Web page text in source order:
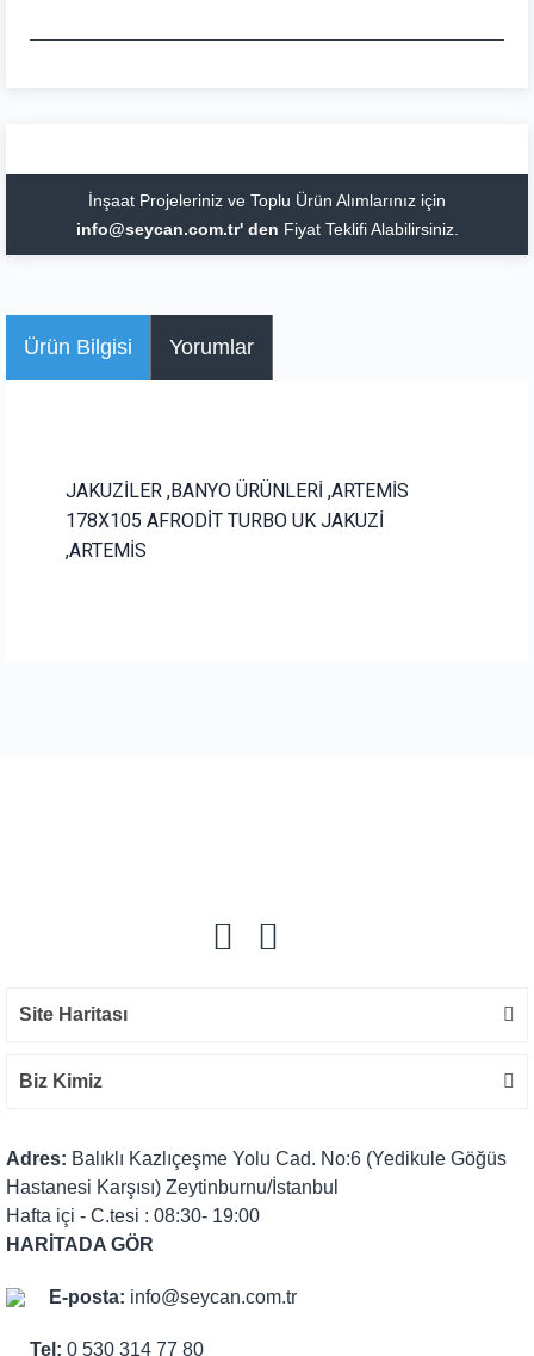
İnşaat Projeleriniz ve Toplu Ürün Alımlarınız için
info@seycan.com.tr' den Fiyat Teklifi Alabilirsiniz.
Ürün Bilgisi Yorumlar
JAKUZİLER ,BANYO ÜRÜNLERİ ,ARTEMİS
178X105 AFRODİT TURBO UK JAKUZİ
,ARTEMİS
Site Haritası
Biz Kimiz
Adres: Balıklı Kazlıçeşme Yolu Cad. No:6 (Yedikule Göğüs
Hastanesi Karşısı) Zeytinburnu/İstanbul
Hafta içi - C.tesi : 08:30- 19:00
HARİTADA GÖR
E-posta: info@seycan.com.tr
Tel: 0 530 314 77 80